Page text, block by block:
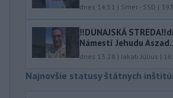
dnes 14:51 | Smer - SSD |
‼️DUNAJSKÁ
Námestí Jehudu
dnes 13:28 |Jakab Július |
Najnovšie statusy štátnych